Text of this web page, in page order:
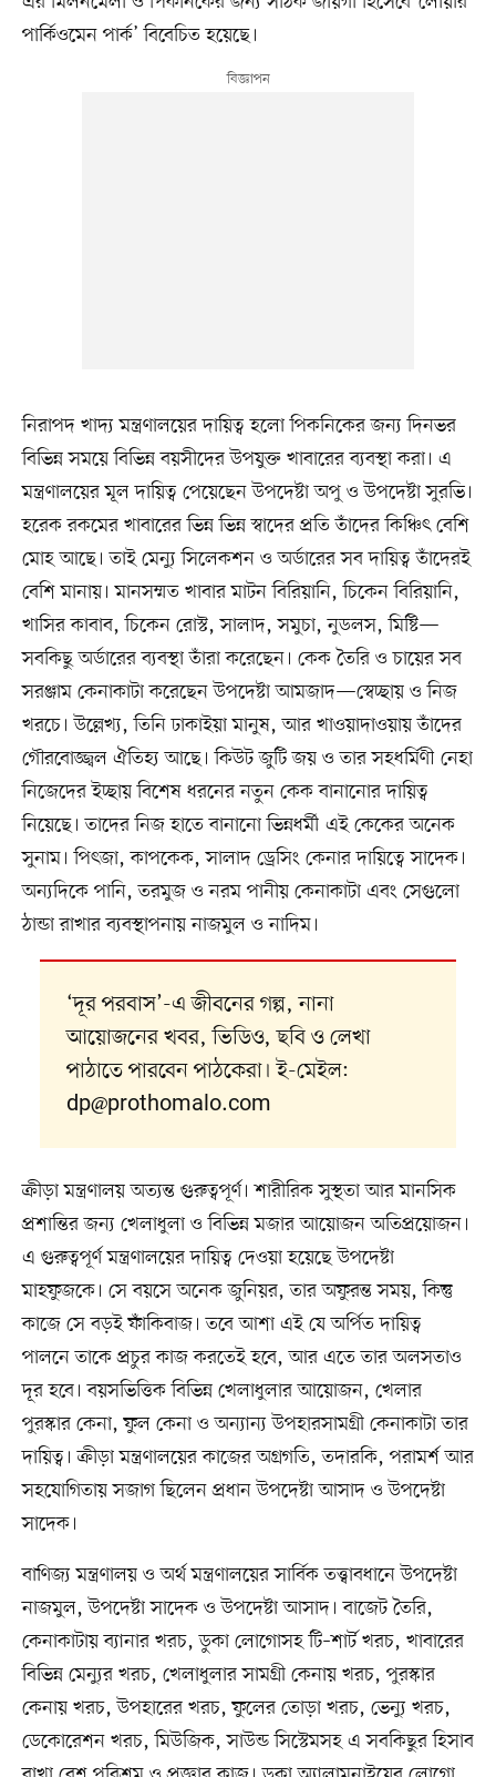
পার্কিওমেন পার্ক’ বিবেচিত হয়েছে।
নিরাপদ খাদ্য মন্ত্রণালয়ের দায়িত্ব হলো পিকনিকের জন্য দিনভর
বিভিন্ন সময়ে বিভিন্ন বয়সীদের উপযুক্ত খাবারের ব্যবস্থা করা। এ
মন্ত্রণালয়ের মূল দায়িত্ব পেয়েছেন উপদেষ্টা অপু ও উপদেষ্টা সুরভি।
হরেক রকমের খাবারের ভিন্ন ভিন্ন স্বাদের প্রতি তাঁদের কিঞ্চিৎ বেশি
মোহ আছে। তাই মেন্যু সিলেকশন ও অর্ডারের সব দায়িত্ব তাঁদেরই
বেশি মানায়। মানসম্মত খাবার মাটন বিরিয়ানি, চিকেন বিরিয়ানি,
খাসির কাবাব, চিকেন রোস্ট, সালাদ, সমুচা, নুডলস, মিষ্টি—
সবকিছু অর্ডারের ব্যবস্থা তাঁরা করেছেন। কেক তৈরি ও চায়ের সব
সরঞ্জাম কেনাকাটা করেছেন উপদেষ্টা আমজাদ—স্বেচ্ছায় ও নিজ
খরচে। উল্লেখ্য, তিনি ঢাকাইয়া মানুষ, আর খাওয়াদাওয়ায় তাঁদের
গৌরবোজ্জ্বল ঐতিহ্য আছে। কিউট জুটি জয় ও তার সহধর্মিণী নেহা
নিজেদের ইচ্ছায় বিশেষ ধরনের নতুন কেক বানানোর দায়িত্ব
নিয়েছে। তাদের নিজ হাতে বানানো ভিন্নধর্মী এই কেকের অনেক
সুনাম। পিৎজা, কাপকেক, সালাদ ড্রেসিং কেনার দায়িত্বে সাদেক।
অন্যদিকে পানি, তরমুজ ও নরম পানীয় কেনাকাটা এবং সেগুলো
ঠান্ডা রাখার ব্যবস্থাপনায় নাজমুল ও নাদিম।
‘দূর পরবাস’-এ জীবনের গল্প, নানা
আয়োজনের খবর, ভিডিও, ছবি ও লেখা
পাঠাতে পারবেন পাঠকেরা। ই-মেইল:
dp@prothomalo.com
ক্রীড়া মন্ত্রণালয় অত্যন্ত গুরুত্বপূর্ণ। শারীরিক সুস্থতা আর মানসিক
প্রশান্তির জন্য খেলাধুলা ও বিভিন্ন মজার আয়োজন অতিপ্রয়োজন।
এ গুরুত্বপূর্ণ মন্ত্রণালয়ের দায়িত্ব দেওয়া হয়েছে উপদেষ্টা
মাহফুজকে। সে বয়সে অনেক জুনিয়র, তার অফুরন্ত সময়, কিন্তু
কাজে সে বড়ই ফাঁকিবাজ। তবে আশা এই যে অর্পিত দায়িত্ব
পালনে তাকে প্রচুর কাজ করতেই হবে, আর এতে তার অলসতাও
দূর হবে। বয়সভিত্তিক বিভিন্ন খেলাধুলার আয়োজন, খেলার
পুরস্কার কেনা, ফুল কেনা ও অন্যান্য উপহারসামগ্রী কেনাকাটা তার
দায়িত্ব। ক্রীড়া মন্ত্রণালয়ের কাজের অগ্রগতি, তদারকি, পরামর্শ আর
সহযোগিতায় সজাগ ছিলেন প্রধান উপদেষ্টা আসাদ ও উপদেষ্টা
সাদেক।
বাণিজ্য মন্ত্রণালয় ও অর্থ মন্ত্রণালয়ের সার্বিক তত্ত্বাবধানে উপদেষ্টা
নাজমুল, উপদেষ্টা সাদেক ও উপদেষ্টা আসাদ। বাজেট তৈরি,
কেনাকাটায় ব্যানার খরচ, ডুকা লোগোসহ টি–শার্ট খরচ, খাবারের
বিভিন্ন মেন্যুর খরচ, খেলাধুলার সামগ্রী কেনায় খরচ, পুরস্কার
কেনায় খরচ, উপহারের খরচ, ফুলের তোড়া খরচ, ভেন্যু খরচ,
ডেকোরেশন খরচ, মিউজিক, সাউন্ড সিস্টেমসহ এ সবকিছুর হিসাব